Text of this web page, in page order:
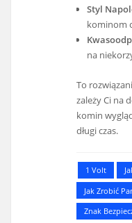
Styl
kominom
na
To
zależy Ci na
komin
długi czas.
1 Volt
Jak Zrobić
Znak